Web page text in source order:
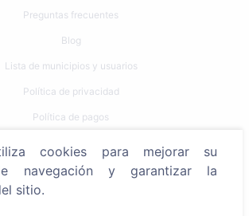
Preguntas frecuentes
Blog
Lista de municipios y usuarios
Política de privacidad
Política de pagos
Búsqueda
cookies para mejorar su
navegación y garantizar la
sitio.